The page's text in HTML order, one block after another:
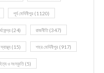
পূর্ব মেদিনীপুর (1120)
(24) রাজনীতি(347)
(15) শহর মেদিনীপুর (917)
ও সংস্কৃতি(5)